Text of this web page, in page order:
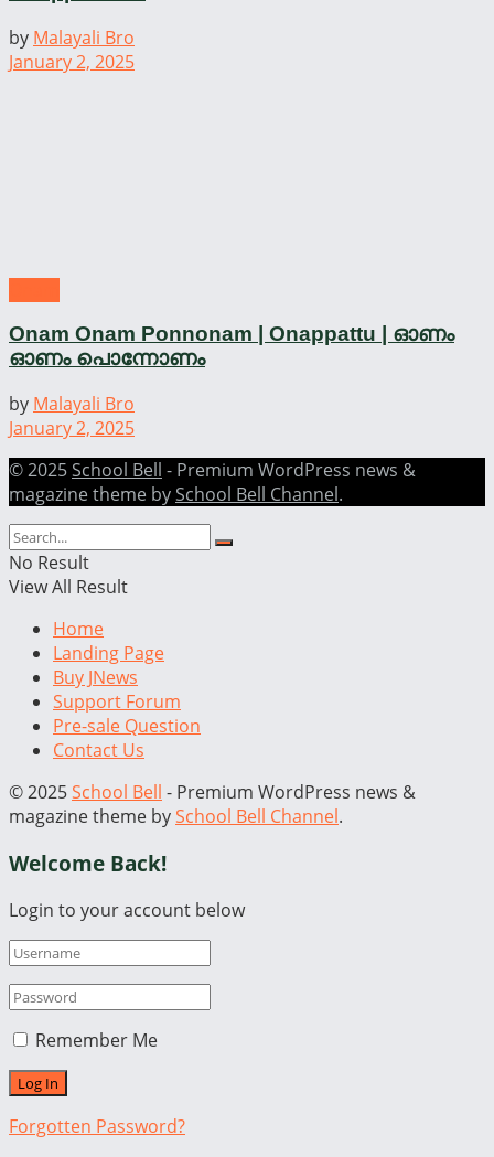
by Malayali Bro
January 2, 2025
Onam Onam Ponnonam | Onappattu | ഓണം
ഓണം പൊന്നോണം
by Malayali Bro
January 2, 2025
© 2025School Bell - Premium WordPress news &
magazine theme bySchool Bell Channel.
No Result
View All Result
Home
Landing Page
Buy JNews
Support Forum
Pre-sale Question
Contact Us
© 2025School Bell - Premium WordPress news &
magazine theme bySchool Bell Channel.
Welcome Back!
Login to your account below
Remember Me
Forgotten Password?